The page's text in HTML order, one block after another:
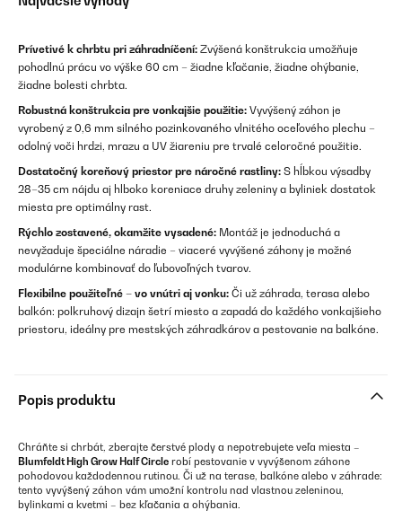
Prívetivé k chrbtu pri záhradníčení: Zvýšená konštrukcia umožňuje
pohodlnú prácu vo výške 60 cm – žiadne kľačanie, žiadne ohýbanie,
žiadne bolesti chrbta.
Robustná konštrukcia pre vonkajšie použitie: Vyvýšený záhon je
vyrobený z 0,6 mm silného pozinkovaného vlnitého oceľového plechu –
odolný voči hrdzi, mrazu a UV žiareniu pre trvalé celoročné použitie.
Dostatočný koreňový priestor pre náročné rastliny: S hĺbkou výsadby
28–35 cm nájdu aj hlboko koreniace druhy zeleniny a byliniek dostatok
miesta pre optimálny rast.
Rýchlo zostavené, okamžite vysadené: Montáž je jednoduchá a
nevyžaduje špeciálne náradie – viaceré vyvýšené záhony je možné
modulárne kombinovať do ľubovoľných tvarov.
Flexibilne použiteľné – vo vnútri aj vonku: Či už záhrada, terasa alebo
balkón: polkruhový dizajn šetrí miesto a zapadá do každého vonkajšieho
priestoru, ideálny pre mestských záhradkárov a pestovanie na balkóne.
Popis produktu
Chráňte si chrbát, zberajte čerstvé plody a nepotrebujete veľa miesta –
Blumfeldt High Grow Half Circle robí pestovanie v vyvýšenom záhone
pohodovou každodennou rutinou. Či už na terase, balkóne alebo v záhrade:
tento vyvýšený záhon vám umožní kontrolu nad vlastnou zeleninou,
bylinkami a kvetmi – bez kľačania a ohýbania.